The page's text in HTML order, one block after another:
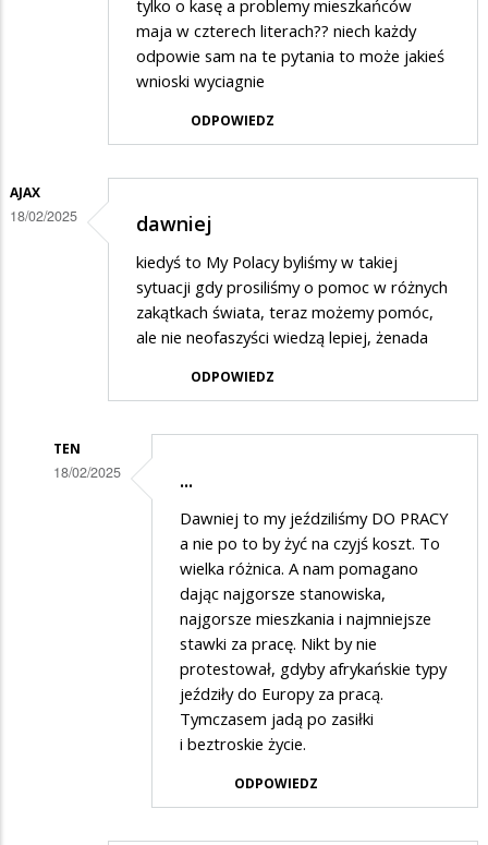
tylko o kasę a problemy mieszkańców
maja w czterech literach?? niech każdy
odpowie sam na te pytania to może jakieś
wnioski wyciagnie
ODPOWIEDZ
AJAX
18/02/2025 dawniej
kiedyś to My Polacy byliśmy w takiej
sytuacji gdy prosiliśmy o pomoc w różnych
zakątkach świata, teraz możemy pomóc,
ale nie neofaszyści wiedzą lepiej, żenada
ODPOWIEDZ
TEN
18/02/2025 ...
Dawniej to my jeździliśmy DO PRACY
a nie po to by żyć na czyjś koszt. To
wielka różnica. A nam pomagano
dając najgorsze stanowiska,
najgorsze mieszkania i najmniejsze
stawki za pracę. Nikt by nie
protestował, gdyby afrykańskie typy
jeździły do Europy za pracą.
Tymczasem jadą po zasiłki
i beztroskie życie.
ODPOWIEDZ